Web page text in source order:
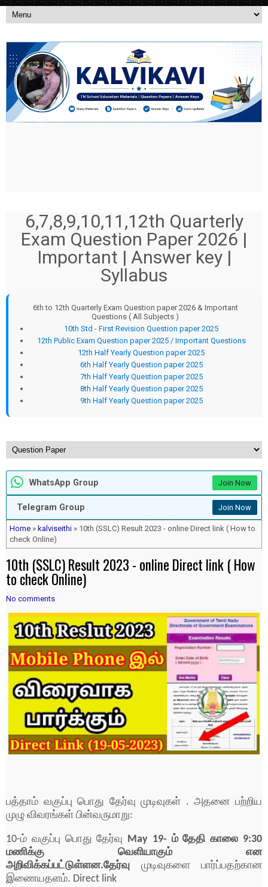
6,7,8,9,10,11,12th Quarterly
Exam Question Paper 2026 |
Important | Answer key |
Syllabus
6th to 12th Quarterly Exam Question paper 2026 & Important
Questions ( All Subjects )
10th Std - First Revision Question paper 2025
12th Public Exam Question paper 2025 / Important Questions
12th Half Yearly Question paper 2025
6th Half Yearly Question paper 2025
7th Half Yearly Question paper 2025
8th Half Yearly Question paper 2025
9th Half Yearly Question paper 2025
WhatsApp Group Join Now
Telegram Group Join Now
Home » kalviseithi » 10th (SSLC) Result 2023 - online Direct link ( How to
check Online)
10th (SSLC) Result 2023 - online Direct link ( How
to check Online)
No comments
பத்தாம் வகுப்பு பொது தேர்வு முடிவுகள் . அதனை பற்றிய
முழு விவரங்கள் பின்வருமாறு:
10-ம் வகுப்பு பொது தேர்வு May 19- ம் தேதி காலை 9:30
மணிக்கு வெளியாகும் என
அறிவிக்கப்பட்டுள்ளன.தேர்வு முடிவுகளை பார்ப்பதற்கான
இணையதளம். Direct link